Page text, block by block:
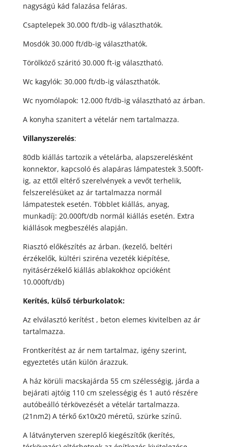
nagyságú kád falazása feláras.
Csaptelepek 30.000 ft/db-ig választhatók.
Mosdók 30.000 ft/db-ig választhatók.
Törölköző száritó 30.000 ft-ig választható.
Wc kagylók: 30.000 ft/db-ig választhatók.
Wc nyomólapok: 12.000 ft/db-ig választható az árban.
A konyha szanitert a vételár nem tartalmazza.
Villanyszerelés:
80db kiállás tartozik a vételárba, alapszerelésként
konnektor, kapcsoló és alapáras lámpatestek 3.500ft-
ig, az ettől eltérő szerelvények a vevőt terhelik,
felszerelésüket az ár tartalmazza normál
lámpatestek esetén. Többlet kiállás, anyag,
munkadíj: 20.000ft/db normál kiállás esetén. Extra
kiállások megbeszélés alapján.
Riasztó előkészítés az árban. (kezelő, beltéri
érzékelők, kültéri sziréna vezeték kiépítése,
nyitásérzékelő kiállás ablakokhoz opcióként
10.000ft/db)
Kerítés, külső térburkolatok:
Az elválasztó kerítést , beton elemes kivitelben az ár
tartalmazza.
Frontkerítést az ár nem tartalmaz, igény szerint,
egyeztetés után külön árazzuk.
A ház körüli macskajárda 55 cm szélességig, járda a
bejárati ajtóig 110 cm szelességig és 1 autó részére
autóbeálló térkövezését a vételár tartalmazza.
(21nm2) A térkő 6­x10x20 méretű, szürke színű.
A látványterven szereplő kiegészítők (kerítés,